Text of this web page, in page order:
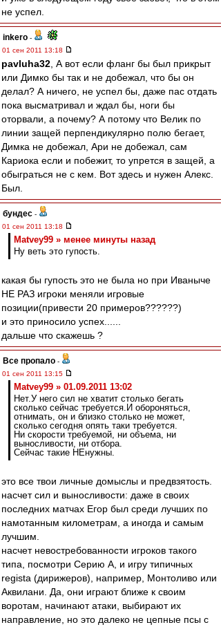
не успел.
inkero -
01 сен 2011 13:18
pavluha32 , А вот если фланг бы был прикрыт
или Димко бы так и не добежал, что бы он
делал? А ничего, не успел бы, даже пас отдать
пока высматривал и ждал бы, ноги бы
оторвали, а почему? А потому что Велик по
линии защей перпендикулярно полю бегает,
Димка не добежал, Ари не добежал, сам
Кариока если и побежит, то упрется в защей, а
обыграться не с кем. Вот здесь и нужен Алекс.
Был.
бундес -
01 сен 2011 13:18
Matvey99 » менее минуты назад
Ну веть это гупость.
какая бы гупость это не была но при Иваныче
НЕ РАЗ игроки меняли игровые
позиции(привести 20 примеров??????)
и это приносило успех......
дальше что скажешь ?
Все пропало -
01 сен 2011 13:15
Matvey99 » 01.09.2011 13:02
Нет.У него сил не хватит столько бегать
сколько сейчас требуется.И обороняться,
отнимать, он и близко столько не может,
сколько сегодня опять таки требуется.
Ни скорости требуемой, ни объема, ни
выносливости, ни отбора.
Сейчас такие НЕнужны.
это все твои личные домыслы и предвзятость.
насчет сил и выносливости: даже в своих
последних матчах Егор был среди лучших по
намотанным километрам, а иногда и самым
лучшим.
насчет невостребованности игроков такого
типа, посмотри Серию А, и игру типичных
regista (дирижеров), например, Монтоливо или
Аквилани. Да, они играют ближе к своим
воротам, начинают атаки, выбирают их
направление, но это далеко не цепные псы с